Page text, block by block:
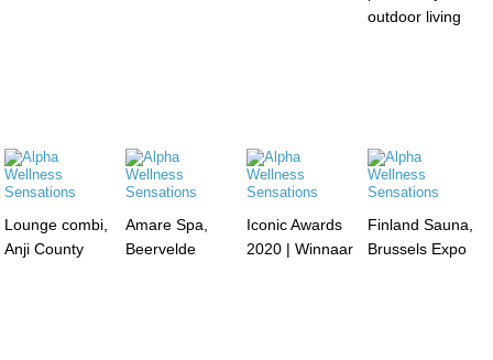
outdoor living
Lounge combi,
Anji County
Amare Spa,
Beervelde
Iconic Awards
2020 | Winnaar
Finland Sauna,
Brussels Expo